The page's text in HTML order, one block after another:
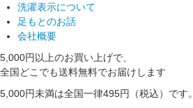
洗濯表示について
足もとのお話
会社概要
5,000円以上のお買い上げで、
全国どこでも送料無料でお届けします
5,000円未満は全国一律495円（税込）です。